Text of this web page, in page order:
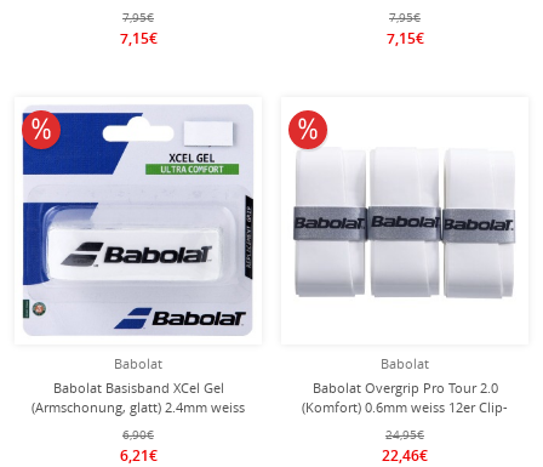
7,95€
7,15€
7,95€
7,15€
Babolat
Babolat Basisband XCel Gel
(Armschonung, glatt) 2.4mm weiss
6,90€
6,21€
10% reduziert
Babolat
Babolat Overgrip Pro Tour 2.0
(Komfort) 0.6mm weiss 12er Clip-
Beutel
24,95€
22,46€
10% reduziert